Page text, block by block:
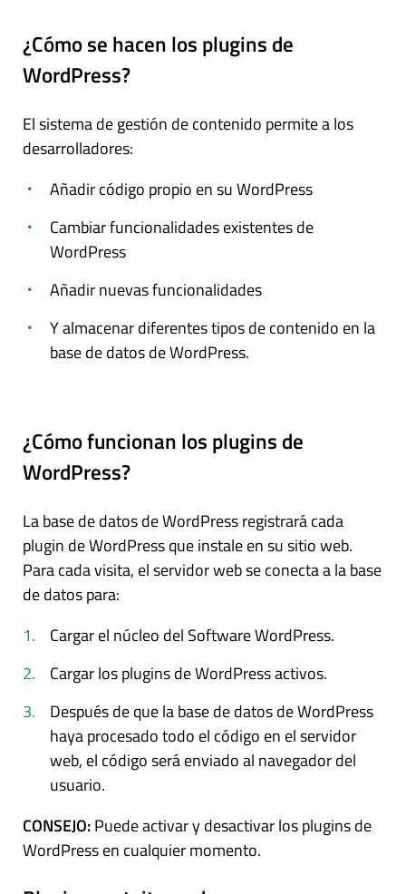
¿Cómo se hacen los plugins de
WordPress?
El sistema de gestión de contenido permite a los
desarrolladores:
Añadir código propio en su WordPress
Cambiar funcionalidades existentes de
WordPress
Añadir nuevas funcionalidades
Y almacenar diferentes tipos de contenido en la
base de datos de WordPress.
¿Cómo funcionan los plugins de
WordPress?
La base de datos de WordPress registrará cada
plugin de WordPress que instale en su sitio web.
Para cada visita, el servidor web se conecta a la base
de datos para:
Cargar el núcleo del Software WordPress.
Cargar los plugins de WordPress activos.
Después de que la base de datos de WordPress
haya procesado todo el código en el servidor
web, el código será enviado al navegador del
usuario.
CONSEJO:Puede activar y desactivar los plugins de
WordPress en cualquier momento.